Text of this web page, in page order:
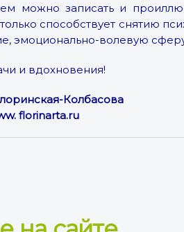
можно записать и
способствует снятию
эмоционально-волевую
и вдохновения!
Колбасова
florinarta.ru